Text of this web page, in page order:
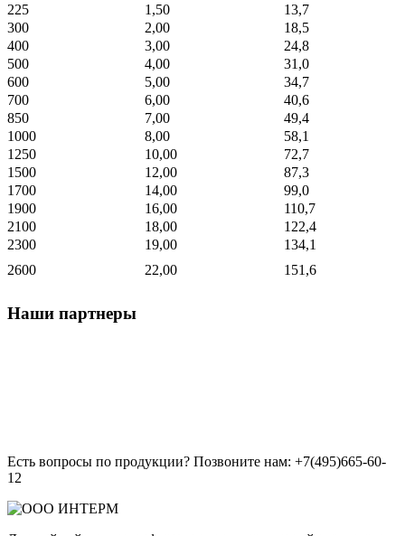
225
1,50
13,7
300
2,00
18,5
400
3,00
24,8
500
4,00
31,0
600
5,00
34,7
700
6,00
40,6
850
7,00
49,4
1000
8,00
58,1
1250
10,00
72,7
1500
12,00
87,3
1700
14,00
99,0
1900
16,00
110,7
2100
18,00
122,4
2300
19,00
134,1
2600
22,00 151,6
Наши партнеры
Есть вопросы по продукции? Позвоните нам: +7(495)665-60-
12